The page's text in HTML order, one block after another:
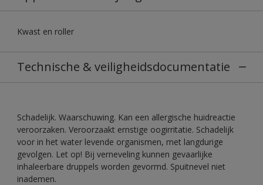
Kwast en roller
Technische & veiligheidsdocumentatie
Schadelijk. Waarschuwing. Kan een allergische huidreactie
veroorzaken. Veroorzaakt ernstige oogirritatie. Schadelijk
voor in het water levende organismen, met langdurige
gevolgen. Let op! Bij verneveling kunnen gevaarlijke
inhaleerbare druppels worden gevormd. Spuitnevel niet
inademen.